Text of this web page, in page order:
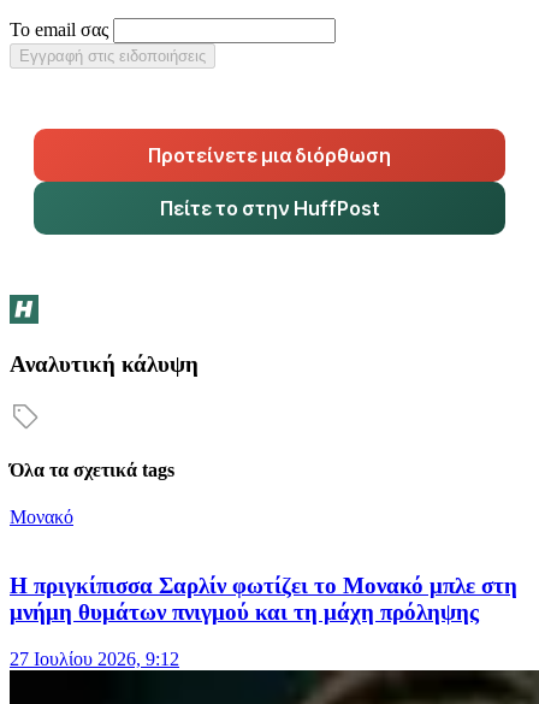
Το email σας
Εγγραφή στις ειδοποιήσεις
Προτείνετε μια διόρθωση
Πείτε το στην HuffPost
Αναλυτική κάλυψη
Όλα τα σχετικά tags
Μονακό
Η πριγκίπισσα Σαρλίν φωτίζει το Μονακό μπλε στη
μνήμη θυμάτων πνιγμού και τη μάχη πρόληψης
27 Ιουλίου 2026, 9:12